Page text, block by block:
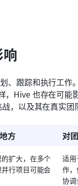
、跟踪和执行工作
，Hive 也存在可能
，以及其在真实团
方 对
扩大，在多个
行项目可能会
适
作，
协调